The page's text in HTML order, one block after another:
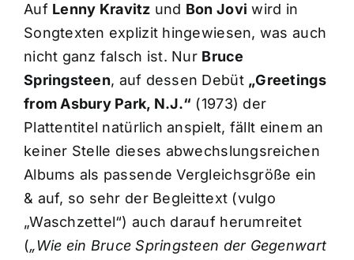
Auf Lenny Kravitz und Bon Jovi wird in
Songtexten explizit hingewiesen, was auch
nicht ganz falsch ist. Nur Bruce
Springsteen, auf dessen Debüt „Greetings
from Asbury Park, N.J.“ (1973) der
Plattentitel natürlich anspielt, fällt einem an
keiner Stelle dieses abwechslungsreichen
Albums als passende Vergleichsgröße ein
& auf, so sehr der Begleittext (vulgo
„Waschzettel“) auch darauf herumreitet
(„Wie ein Bruce Springsteen der Gegenwart